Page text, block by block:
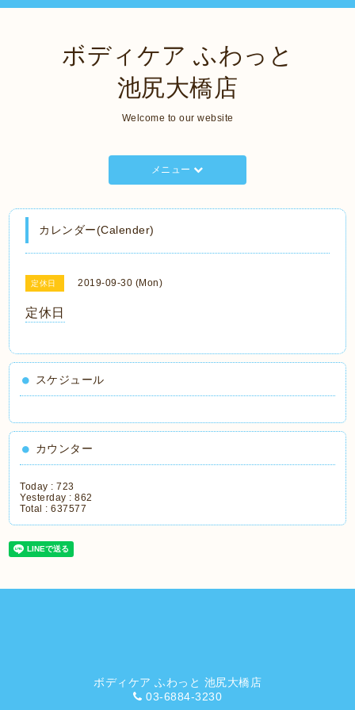
ボディケア ふわっと
池尻大橋店
Welcome to our website
メニュー
カレンダー(Calender)
定休日 2019-09-30 (Mon)
定休日
スケジュール
カウンター
Today :723
Yesterday :862
Total :637577
ボディケア ふわっと 池尻大橋店
03-6884-3230